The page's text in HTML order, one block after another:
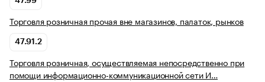
Торговля розничная прочая вне магазинов, палаток, рынков
47.91.2
Торговля розничная, осуществляемая непосредственно при
помощи информационно-коммуникационной сети И…